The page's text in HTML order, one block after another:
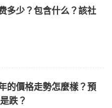
多少？包含什么？該社
的價格走勢怎麼樣？預
跌？